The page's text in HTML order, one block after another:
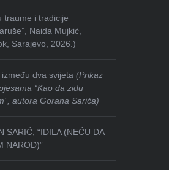
traume i tradicije
Naida Mujkić,
Sarajevo, 2026.)
između dva svijeta(Prikaz
“Kao da zidu
autora Gorana Sarića)
SARIĆ, “IDILA (NEĆU DA
NAROD)”